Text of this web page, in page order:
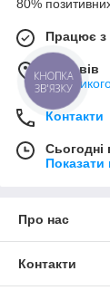
80% позитивних
Працює з
м. Львів
Контакти
Сьогодні
Показати
Про нас
Контакти
КНОПКА
ЗВ'ЯЗКУ